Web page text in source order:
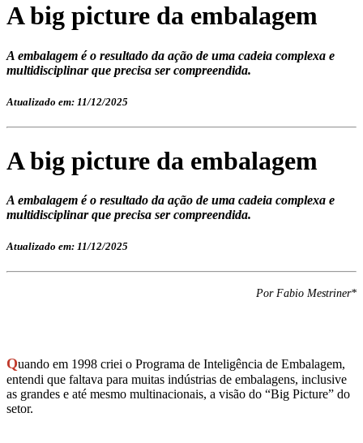
A big picture da embalagem
A embalagem é o resultado da ação de uma cadeia complexa e
multidisciplinar que precisa ser compreendida.
Atualizado em: 11/12/2025
A big picture da embalagem
A embalagem é o resultado da ação de uma cadeia complexa e
multidisciplinar que precisa ser compreendida.
Atualizado em: 11/12/2025
Por Fabio Mestriner*
Quando em 1998 criei o Programa de Inteligência de Embalagem,
entendi que faltava para muitas indústrias de embalagens, inclusive
as grandes e até mesmo multinacionais, a visão do “Big Picture” do
setor.